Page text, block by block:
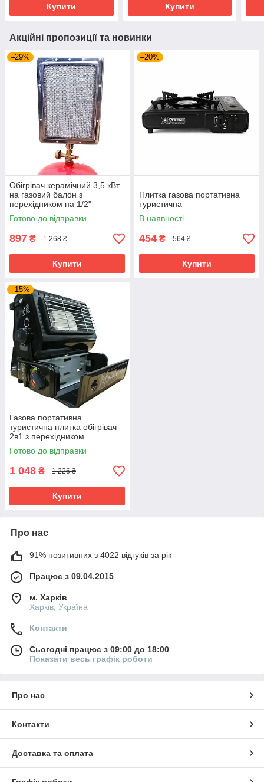
Купити Купити
Акційні пропозиції та новинки
–29%
Обігрівач керамічний 3,5 кВт
на газовий балон з
перехідником на 1/2"
Готово до відправки
897 ₴ 1 268 ₴
Купити
–20%
Плитка газова портативна
туристична
В наявності
454 ₴ 564 ₴
Купити
–15%
Газова портативна
туристична плитка обігрівач
2в1 з перехідником
Готово до відправки
1 048 ₴ 1 226 ₴
Купити
Про нас
91% позитивних з 4022 відгуків за рік
Працює з 09.04.2015
м. Харків
Харків, Україна
Контакти
Сьогодні працює з 09:00 до 18:00
Показати весь графік роботи
Про нас
Контакти
Доставка та оплата